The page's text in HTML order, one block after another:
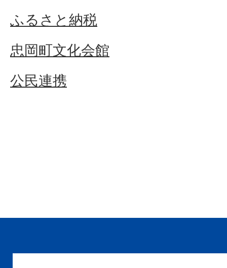
ふるさと納税
忠岡町文化会館
公民連携